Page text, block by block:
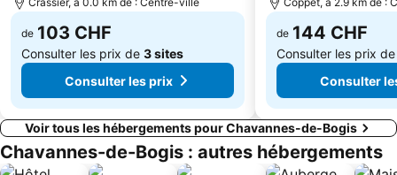
de 103 CHF
Consulter les prix de 3 sites
Consulter les prix
de 144 CHF
Consulter les prix
Consulter
Voir tous les hébergements pour Chavannes-de-Bogis
Chavannes-de-Bogis : autres hébergements